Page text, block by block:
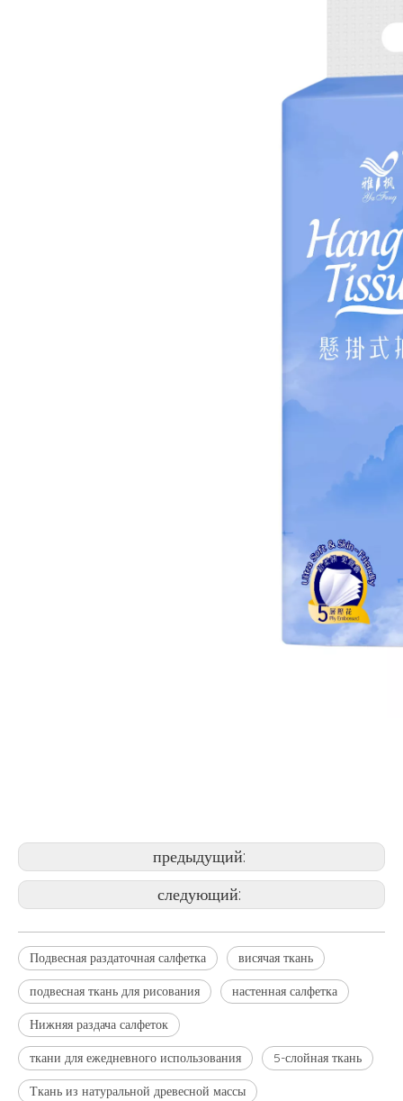
предыдущий:
следующий:
Подвесная раздаточная салфетка висячая ткань
подвесная ткань для рисования настенная салфетка
Нижняя раздача салфеток
ткани для ежедневного использования 5-слойная ткань
Ткань из натуральной древесной массы